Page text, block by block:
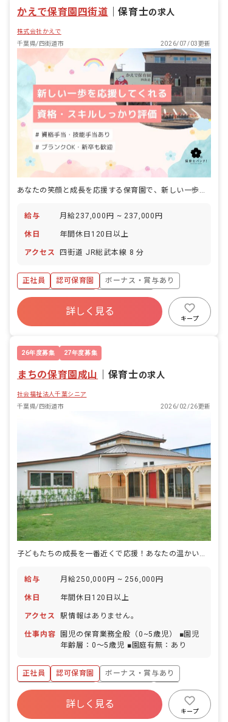
残業少なめ
かえで保育園四街道 ｜保育士の求人
株式会社かえで
千葉県/四街道市
2026/07/03更新
あなたの笑顔と成長を応援する保育園で、新しい一歩を踏み出しませんか
給与 月給237,000円 ~ 237,000円
休日 年間休日120日以上
アクセス 四街道 JR総武本線 8 分
正社員 認可保育園
ボーナス・賞与あり
年間休日120日以上
社会保険完備
新卒も歓迎
WEB面接OK
詳しく見る
キープ
26年度募集 27年度募集
まちの保育園成山 保育士の求人
社会福祉法人千葉シニア
千葉県/四街道市
2026/02/26更新
子どもたちの成長を一番近くで応援！あなたの温かい心、ここで輝かせませんか？
給与 月給250,000円 ~ 256,000円
休日 年間休日120日以上
アクセス 駅情報はありません。
仕事内容
園児の保育業務全般（0~5歳児） ■園児
年齢層：0～5歳児 ■園庭有無：あり
正社員 認可保育園
ボーナス・賞与あり
年間休日120日以上
社会保険完備
福利厚生充実
退職金制度
残業少なめ
詳しく見る
キープ